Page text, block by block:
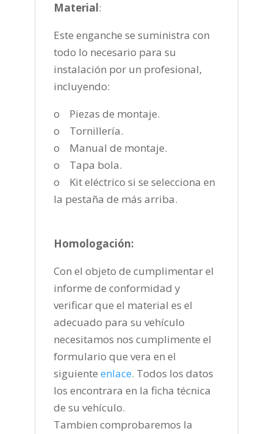
Material:
Este enganche se suministra con
todo lo necesario para su
instalación por un profesional,
incluyendo:
o Piezas de montaje.
o Tornillería.
o Manual de montaje.
o Tapa bola.
o Kit eléctrico si se selecciona en
la pestaña de más arriba.
Homologación:
Con el objeto de cumplimentar el
informe de conformidad y
verificar que el material es el
adecuado para su vehículo
necesitamos nos cumplimente el
formulario que vera en el
siguiente enlace. Todos los datos
los encontrara en la ficha técnica
de su vehículo.
Tambien comprobaremos la